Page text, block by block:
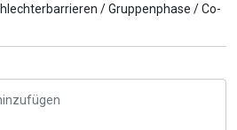
/Gruppenphase /Co-